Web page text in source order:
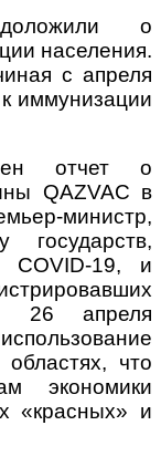
о
населения.
с апреля
иммунизации
отчет о
QAZVAC в
министр,
COVID-19, и
26 апреля
что
экономики
«красных» и